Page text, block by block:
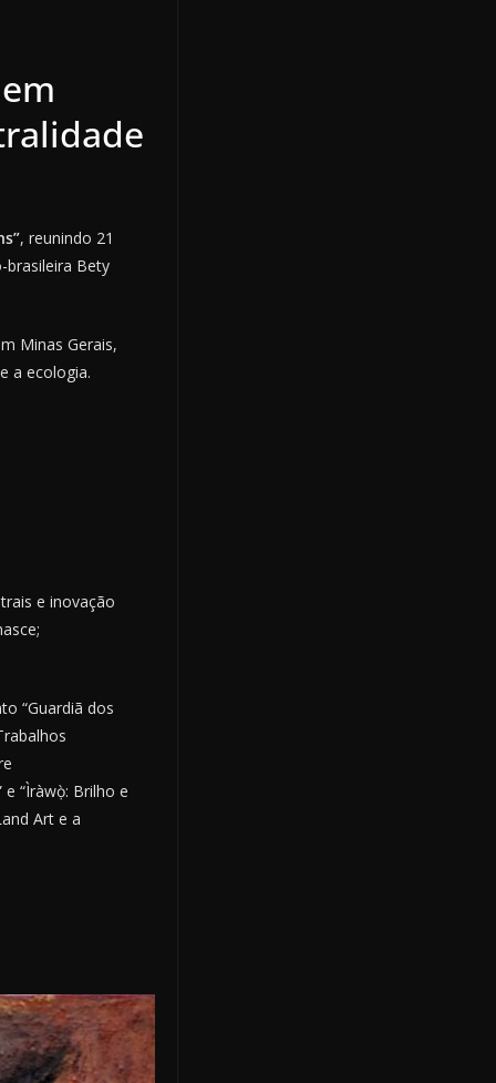
, reunindo 21
brasileira Bety
Minas Gerais,
a ecologia.
e inovação
“Guardiã dos
“Ìràwọ̀: Brilho e
Art e a